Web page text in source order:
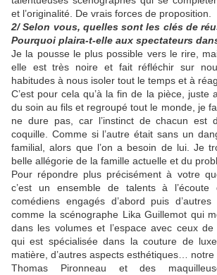
et l’originalité. De vrais forces de proposition.
2/ Selon vous, quelles sont les clés de
Pourquoi plaira-t-elle aux spectateurs
Je la pousse le plus possible vers le rire,
elle est très noire et fait réfléchir sur
habitudes à nous isoler tout le temps et à
C’est pour cela qu’à la fin de la pièce, juste
du soin au fils et regroupé tout le monde, je
ne dure pas, car l’instinct de chacun est
coquille. Comme si l’autre était sans un
familial, alors que l’on a besoin de lui. Je
belle allégorie de la famille actuelle et du
Pour répondre plus précisément à votre
c’est un ensemble de talents à
comédiens engagés d’abord puis
comme la scénographe Lika Guillemot qui
dans les volumes et l’espace avec ceux de
qui est spécialisée dans la couture de
matière, d’autres aspects esthétiques…
Thomas Pironneau et des